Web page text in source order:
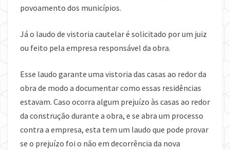
povoamento dos municípios.
Já o laudo de vistoria cautelar é solicitado por um juiz
ou feito pela empresa responsável da obra.
Esse laudo garante uma vistoria das casas ao redor da
obra de modo a documentar como essas residências
estavam. Caso ocorra algum prejuízo às casas ao redor
da construção durante a obra, e se abra um processo
contra a empresa, esta tem um laudo que pode provar
se o prejuízo foi o não em decorrência da nova